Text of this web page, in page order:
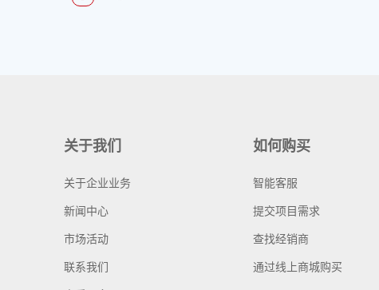
关于我们
关于企业业务
新闻中心
市场活动
联系我们
如何购买
智能客服
提交项目需求
查找经销商
通过线上商城购买